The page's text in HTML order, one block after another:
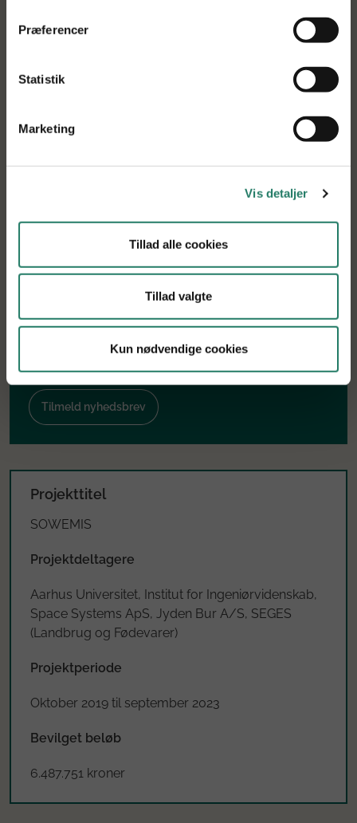
Præferencer
Statistik
Marketing
Vis detaljer
Tillad alle cookies
Tillad valgte
Kun nødvendige cookies
Få vores projektnyheder i din indbakke
Tilmeld dig vores nyhedsbrev, og få de seneste
Tilmeld nyhedsbrev
Projekttitel
SOWEMIS
Projektdeltagere
Aarhus Universitet, Institut for Ingeniørvidenskab,
Space Systems ApS, Jyden Bur A/S, SEGES
(Landbrug og Fødevarer)
Projektperiode
Oktober 2019 til september 2023
Bevilget beløb
6.487.751 kroner